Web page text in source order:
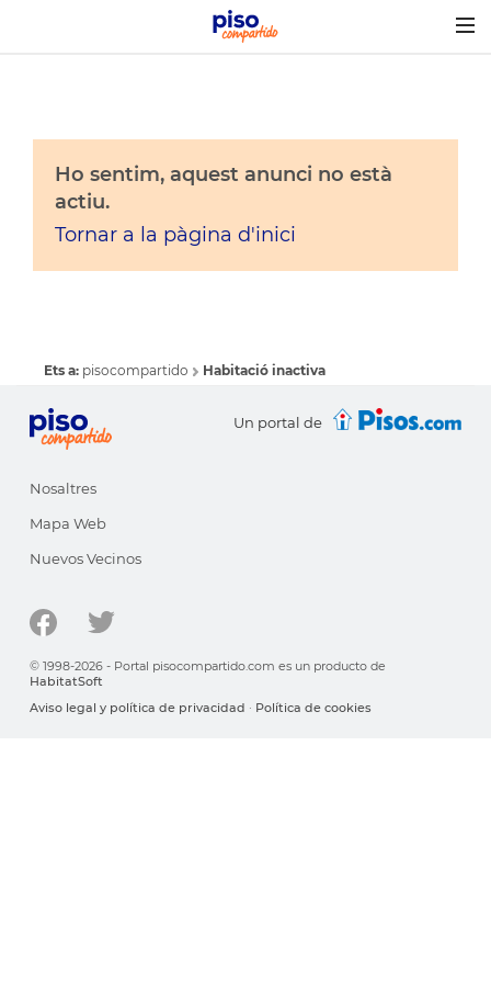
Ho sentim, aquest anunci no està
actiu.
Tornar a la pàgina d'inici
Ets a: pisocompartido Habitació inactiva
Un portal de
Nosaltres
Mapa Web
Nuevos Vecinos
© 1998-2026 - Portal pisocompartido.com es un producto de
HabitatSoft
Aviso legal y política de privacidad · Política de cookies